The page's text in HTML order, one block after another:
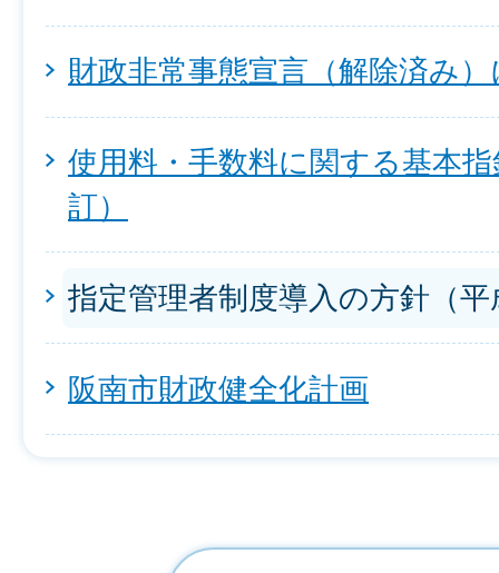
財政非常事態宣言（解除済み
使用料・手数料に関する基本
訂）
指定管理者制度導入の方針（
阪南市財政健全化計画